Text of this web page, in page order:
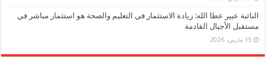
النائبة عبير عطا الله: زيادة الاستثمار في التعليم والصحة هو استثمار مباشر في
مستقبل الأجيال القادمة
15 مارس، 2026